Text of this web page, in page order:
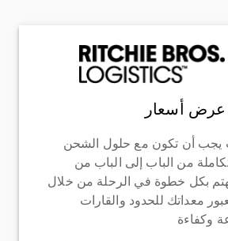
أسعار
يجب أن تكون مع حلول الشحن
من الباب إلى الباب من
بكل خطوة في الرحلة من خلال
معداتك للحدود والقارات
وكفاءة